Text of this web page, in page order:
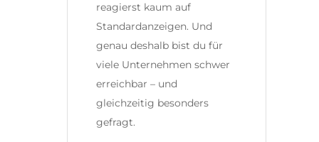
reagierst kaum auf
Standardanzeigen. Und
genau deshalb bist du für
viele Unternehmen schwer
erreichbar – und
gleichzeitig besonders
gefragt.